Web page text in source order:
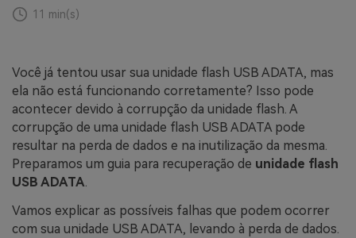
11 min(s)
Você já tentou usar sua unidade flash USB ADATA, mas
ela não está funcionando corretamente? Isso pode
acontecer devido à corrupção da unidade flash. A
corrupção de uma unidade flash USB ADATA pode
resultar na perda de dados e na inutilização da mesma.
Preparamos um guia para recuperação de unidade flash
USB ADATA.
Vamos explicar as possíveis falhas que podem ocorrer
com sua unidade USB ADATA, levando à perda de dados.